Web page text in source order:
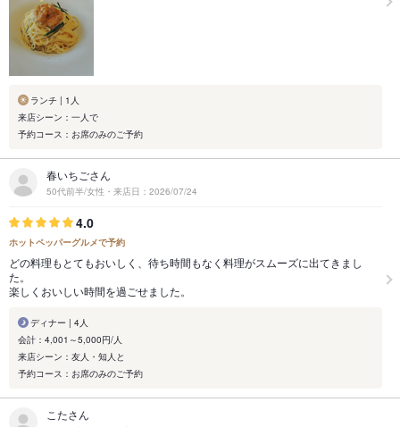
ランチ | 1人
来店シーン：一人で
予約コース：お席のみのご予約
春いちごさん
50代前半/女性・来店日：2026/07/24
4.0
ホットペッパーグルメで予約
どの料理もとてもおいしく、待ち時間もなく料理がスムーズに出てきまし
た。
楽しくおいしい時間を過ごせました。
ディナー | 4人
会計：4,001～5,000円/人
来店シーン：友人・知人と
予約コース：お席のみのご予約
こたさん